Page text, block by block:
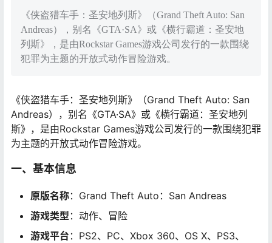
《侠盗猎车手：圣安地列斯》（Grand Theft Auto: San
Andreas），别名《GTA·SA》或《横行霸道：圣安地
列斯》，是由Rockstar Games游戏公司发行的一款围绕
犯罪为主题的开放式动作冒险游戏。
《侠盗猎车手：圣安地列斯》（Grand Theft Auto: San
Andreas），别名《GTA·SA》或《横行霸道：圣安地列
斯》，是由Rockstar Games游戏公司发行的一款围绕犯罪
为主题的开放式动作冒险游戏。
一、基本信息
原版名称：Grand Theft Auto：San Andreas
游戏类型：动作、冒险
游戏平台 ：PS2、PC、Xbox 360、OS X、PS3、